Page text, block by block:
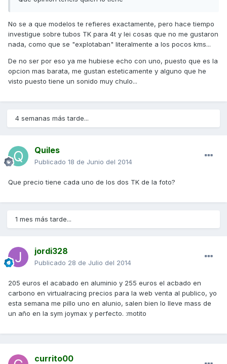
No se a que modelos te refieres exactamente, pero hace tiempo
investigue sobre tubos TK para 4t y lei cosas que no me gustaron
nada, como que se "explotaban" literalmente a los pocos kms...
De no ser por eso ya me hubiese echo con uno, puesto que es la
opcion mas barata, me gustan esteticamente y alguno que he
visto puesto tiene un sonido muy chulo...
4 semanas más tarde...
Quiles
Publicado 18 de Junio del 2014
Que precio tiene cada uno de los dos TK de la foto?
1 mes más tarde...
jordi328
Publicado 28 de Julio del 2014
205 euros el acabado en aluminio y 255 euros el acbado en
carbono en virtualracing precios para la web venta al publico, yo
esta semana me pillo uno en alunio, salen bien lo lleve mass de
un año en la sym joymax y perfecto. :motito
currito00